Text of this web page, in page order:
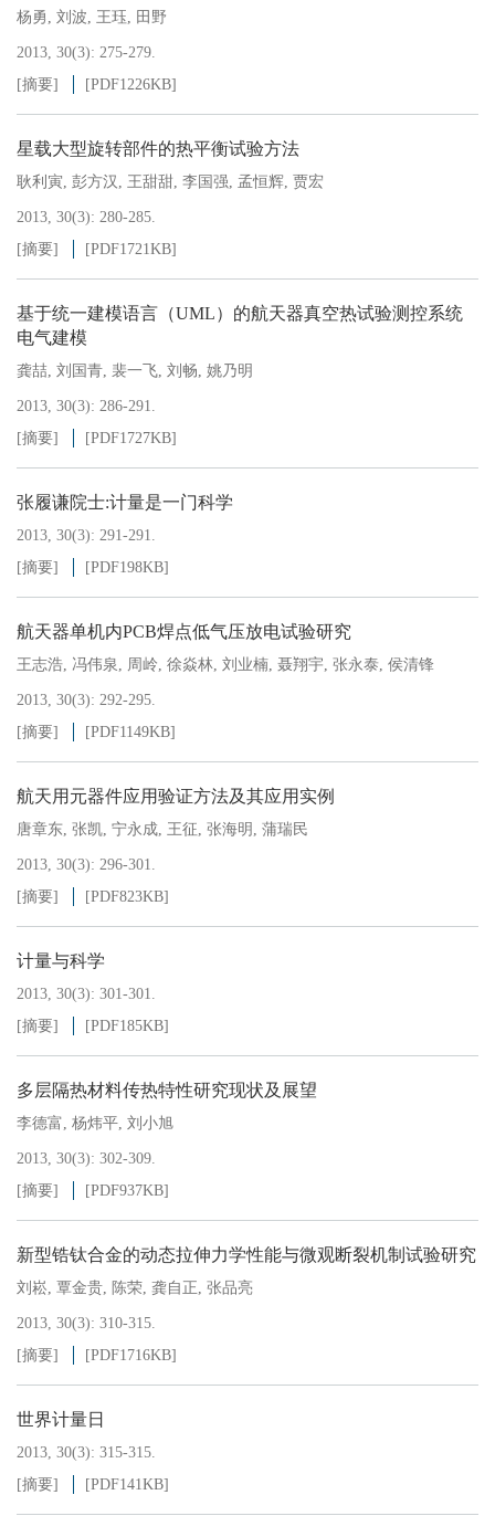
杨勇 , 刘波, 王珏, 田野
2013, 30(3): 275-279.
[摘要]
[PDF1226KB]
星载大型旋转部件的热平衡试验方法
耿利寅, 彭方汉 , 王甜甜, 李国强, 孟恒辉, 贾宏
2013, 30(3): 280-285.
[摘要]
[PDF1721KB]
基于统一建模语言（UML）的航天器真空热试验测控系统
电气建模
龚喆, 刘国青, 裴一飞, 刘畅, 姚乃明
2013, 30(3): 286-291.
[摘要]
[PDF1727KB]
张履谦院士:计量是一门科学
2013, 30(3): 291-291.
[摘要]
[PDF198KB]
航天器单机内PCB焊点低气压放电试验研究
王志浩, 冯伟泉 , 周岭, 徐焱林, 刘业楠, 聂翔宇, 张永泰, 侯清锋
2013, 30(3): 292-295.
[摘要]
[PDF1149KB]
航天用元器件应用验证方法及其应用实例
唐章东, 张凯, 宁永成, 王征, 张海明 , 蒲瑞民
2013, 30(3): 296-301.
[摘要]
[PDF823KB]
计量与科学
2013, 30(3): 301-301.
[摘要]
[PDF185KB]
多层隔热材料传热特性研究现状及展望
李德富, 杨炜平, 刘小旭
2013, 30(3): 302-309.
[摘要]
[PDF937KB]
新型锆钛合金的动态拉伸力学性能与微观断裂机制试验研究
刘崧, 覃金贵, 陈荣, 龚自正 , 张品亮
2013, 30(3): 310-315.
[摘要]
[PDF1716KB]
世界计量日
2013, 30(3): 315-315.
[摘要]
[PDF141KB]